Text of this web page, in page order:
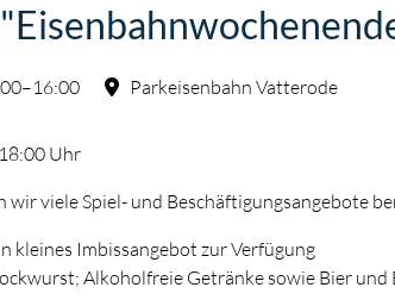
Parkeisenbahn Vatterode
Uhr
wir viele Spiel- und Beschäftigungsangebote
kleines Imbissangebot zur Verfügung
Alkoholfreie Getränke sowie Bier